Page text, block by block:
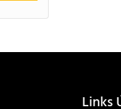
Links